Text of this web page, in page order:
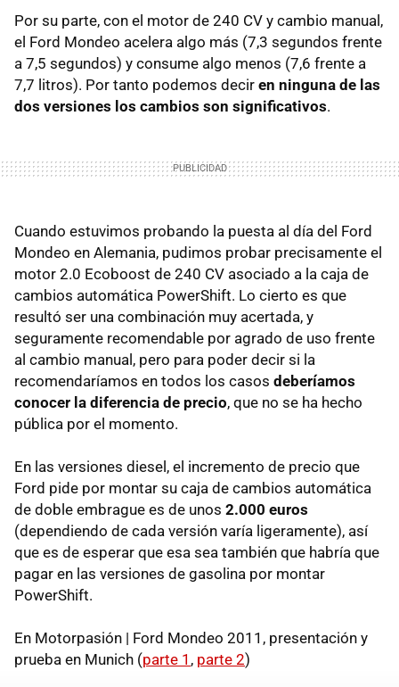
Por su parte, con el motor de 240 CV y cambio manual,
el Ford Mondeo acelera algo más (7,3 segundos frente
a 7,5 segundos) y consume algo menos (7,6 frente a
7,7 litros). Por tanto podemos decir en ninguna de las
dos versiones los cambios son significativos.
Cuando estuvimos probando la puesta al día del Ford
Mondeo en Alemania, pudimos probar precisamente el
motor 2.0 Ecoboost de 240 CV asociado a la caja de
cambios automática PowerShift. Lo cierto es que
resultó ser una combinación muy acertada, y
seguramente recomendable por agrado de uso frente
al cambio manual, pero para poder decir si la
recomendaríamos en todos los casos deberíamos
conocer la diferencia de precio, que no se ha hecho
pública por el momento.
En las versiones diesel, el incremento de precio que
Ford pide por montar su caja de cambios automática
de doble embrague es de unos 2.000 euros
(dependiendo de cada versión varía ligeramente), así
que es de esperar que esa sea también que habría que
pagar en las versiones de gasolina por montar
PowerShift.
En Motorpasión | Ford Mondeo 2011, presentación y
prueba en Munich (parte 1 , parte 2)